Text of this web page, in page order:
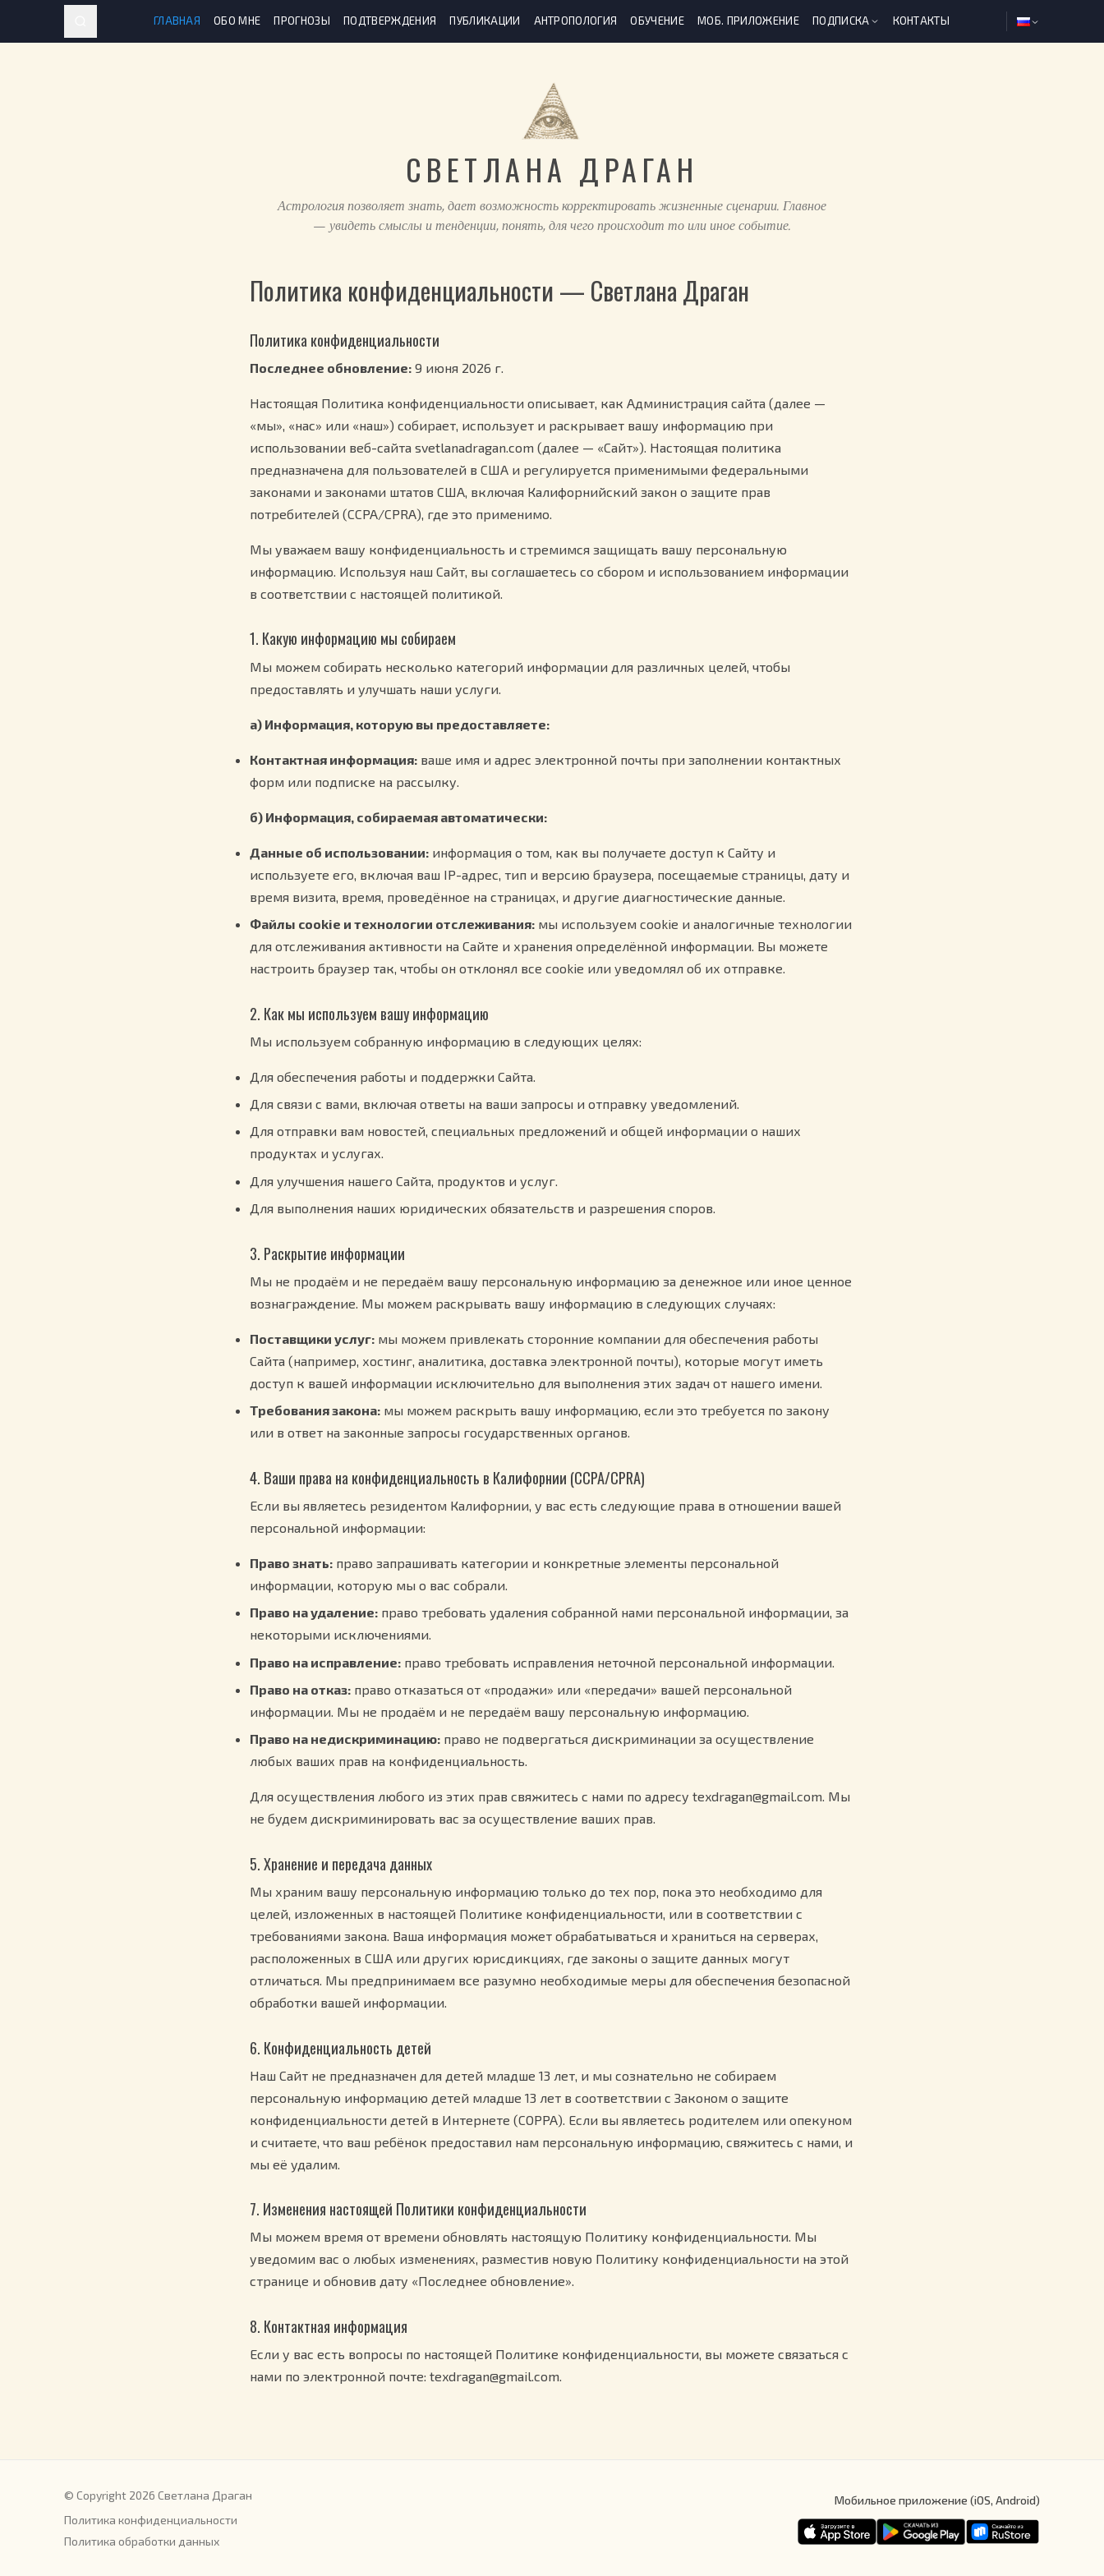
ГЛАВНАЯ ОБО МНЕ ПРОГНОЗЫ ПОДТВЕРЖДЕНИЯ ПУБЛИКАЦИИ АНТРОПОЛОГИЯ ОБУЧЕНИЕ МОБ. ПРИЛОЖЕНИЕ ПОДПИСКА КОНТАКТЫ
СВЕТЛАНА ДРАГАН
Астрология позволяет знать, дает возможность корректировать жизненные сценарии. Главное
— увидеть смыслы и тенденции, понять, для чего происходит то или иное событие.
Политика конфиденциальности — Светлана Драган
Политика конфиденциальности
Последнее обновление: 9 июня 2026 г.
Настоящая Политика конфиденциальности описывает, как Администрация сайта (далее —
«мы», «нас» или «наш») собирает, использует и раскрывает вашу информацию при
использовании веб-сайта svetlanadragan.com (далее — «Сайт»). Настоящая политика
предназначена для пользователей в США и регулируется применимыми федеральными
законами и законами штатов США, включая Калифорнийский закон о защите прав
потребителей (CCPA/CPRA), где это применимо.
Мы уважаем вашу конфиденциальность и стремимся защищать вашу персональную
информацию. Используя наш Сайт, вы соглашаетесь со сбором и использованием информации
в соответствии с настоящей политикой.
1. Какую информацию мы собираем
Мы можем собирать несколько категорий информации для различных целей, чтобы
предоставлять и улучшать наши услуги.
а) Информация, которую вы предоставляете:
Контактная информация: ваше имя и адрес электронной почты при заполнении контактных
форм или подписке на рассылку.
б) Информация, собираемая автоматически:
Данные об использовании: информация о том, как вы получаете доступ к Сайту и
используете его, включая ваш IP-адрес, тип и версию браузера, посещаемые страницы, дату и
время визита, время, проведённое на страницах, и другие диагностические данные.
Файлы cookie и технологии отслеживания: мы используем cookie и аналогичные технологии
для отслеживания активности на Сайте и хранения определённой информации. Вы можете
настроить браузер так, чтобы он отклонял все cookie или уведомлял об их отправке.
2. Как мы используем вашу информацию
Мы используем собранную информацию в следующих целях:
Для обеспечения работы и поддержки Сайта.
Для связи с вами, включая ответы на ваши запросы и отправку уведомлений.
Для отправки вам новостей, специальных предложений и общей информации о наших
продуктах и услугах.
Для улучшения нашего Сайта, продуктов и услуг.
Для выполнения наших юридических обязательств и разрешения споров.
3. Раскрытие информации
Мы не продаём и не передаём вашу персональную информацию за денежное или иное ценное
вознаграждение. Мы можем раскрывать вашу информацию в следующих случаях:
Поставщики услуг: мы можем привлекать сторонние компании для обеспечения работы
Сайта (например, хостинг, аналитика, доставка электронной почты), которые могут иметь
доступ к вашей информации исключительно для выполнения этих задач от нашего имени.
Требования закона: мы можем раскрыть вашу информацию, если это требуется по закону
или в ответ на законные запросы государственных органов.
4. Ваши права на конфиденциальность в Калифорнии (CCPA/CPRA)
Если вы являетесь резидентом Калифорнии, у вас есть следующие права в отношении вашей
персональной информации:
Право знать: право запрашивать категории и конкретные элементы персональной
информации, которую мы о вас собрали.
Право на удаление: право требовать удаления собранной нами персональной информации, за
некоторыми исключениями.
Право на исправление: право требовать исправления неточной персональной информации.
Право на отказ: право отказаться от «продажи» или «передачи» вашей персональной
информации. Мы не продаём и не передаём вашу персональную информацию.
Право на недискриминацию: право не подвергаться дискриминации за осуществление
любых ваших прав на конфиденциальность.
Для осуществления любого из этих прав свяжитесь с нами по адресу texdragan@gmail.com. Мы
не будем дискриминировать вас за осуществление ваших прав.
5. Хранение и передача данных
Мы храним вашу персональную информацию только до тех пор, пока это необходимо для
целей, изложенных в настоящей Политике конфиденциальности, или в соответствии с
требованиями закона. Ваша информация может обрабатываться и храниться на серверах,
расположенных в США или других юрисдикциях, где законы о защите данных могут
отличаться. Мы предпринимаем все разумно необходимые меры для обеспечения безопасной
обработки вашей информации.
6. Конфиденциальность детей
Наш Сайт не предназначен для детей младше 13 лет, и мы сознательно не собираем
персональную информацию детей младше 13 лет в соответствии с Законом о защите
конфиденциальности детей в Интернете (COPPA). Если вы являетесь родителем или опекуном
и считаете, что ваш ребёнок предоставил нам персональную информацию, свяжитесь с нами, и
мы её удалим.
7. Изменения настоящей Политики конфиденциальности
Мы можем время от времени обновлять настоящую Политику конфиденциальности. Мы
уведомим вас о любых изменениях, разместив новую Политику конфиденциальности на этой
странице и обновив дату «Последнее обновление».
8. Контактная информация
Если у вас есть вопросы по настоящей Политике конфиденциальности, вы можете связаться с
нами по электронной почте: texdragan@gmail.com.
© Copyright 2026 Светлана Драган
Политика конфиденциальности
Политика обработки данных
Мобильное приложение (iOS, Android)